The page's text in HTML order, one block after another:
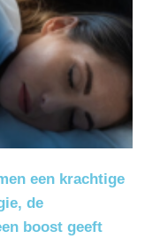
een krachtige
de
boost geeft